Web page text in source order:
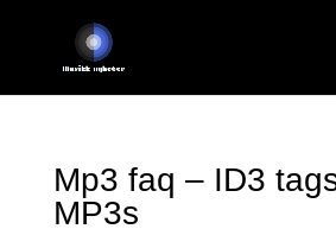
Mp3 faq – ID3
MP3s